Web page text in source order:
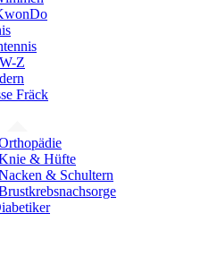
Z
Fräck
& Hüfte
& Schultern